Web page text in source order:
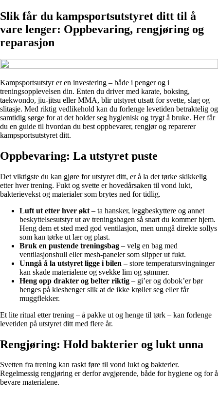
Slik får du kampsportsutstyret ditt til å
vare lenger: Oppbevaring, rengjøring og
reparasjon
Kampsportsutstyr er en investering – både i penger og i
treningsopplevelsen din. Enten du driver med karate, boksing,
taekwondo, jiu-jitsu eller MMA, blir utstyret utsatt for svette, slag og
slitasje. Med riktig vedlikehold kan du forlenge levetiden betraktelig og
samtidig sørge for at det holder seg hygienisk og trygt å bruke. Her får
du en guide til hvordan du best oppbevarer, rengjør og reparerer
kampsportsutstyret ditt.
Oppbevaring: La utstyret puste
Det viktigste du kan gjøre for utstyret ditt, er å la det tørke skikkelig
etter hver trening. Fukt og svette er hovedårsaken til vond lukt,
bakterievekst og materialer som brytes ned for tidlig.
Luft ut etter hver økt – ta hansker, leggbeskyttere og annet
beskyttelsesutstyr ut av treningsbagen så snart du kommer hjem.
Heng dem et sted med god ventilasjon, men unngå direkte sollys
som kan tørke ut lær og plast.
Bruk en pustende treningsbag – velg en bag med
ventilasjonshull eller mesh-paneler som slipper ut fukt.
Unngå å la utstyret ligge i bilen – store temperatursvingninger
kan skade materialene og svekke lim og sømmer.
Heng opp drakter og belter riktig – gi’er og dobok’er bør
henges på kleshenger slik at de ikke krøller seg eller får
muggflekker.
Et lite ritual etter trening – å pakke ut og henge til tørk – kan forlenge
levetiden på utstyret ditt med flere år.
Rengjøring: Hold bakterier og lukt unna
Svetten fra trening kan raskt føre til vond lukt og bakterier.
Regelmessig rengjøring er derfor avgjørende, både for hygiene og for å
bevare materialene.